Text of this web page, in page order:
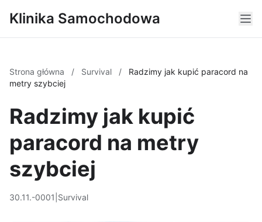
Klinika Samochodowa
Strona główna / Survival /
Radzimy jak kupić paracord na
metry szybciej
Radzimy jak kupić
paracord na metry
szybciej
30.11.-0001 Survival